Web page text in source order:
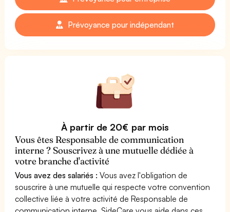
Prévoyance pour indépendant
À partir de 20€ par mois
Vous êtes Responsable de communication
interne ? Souscrivez à une mutuelle dédiée à
votre branche d'activité
Vous avez des salariés : Vous avez l'obligation de
souscrire à une mutuelle qui respecte votre convention
collective liée à votre activité de Responsable de